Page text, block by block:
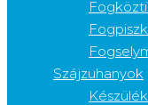
Szájzuhanyok